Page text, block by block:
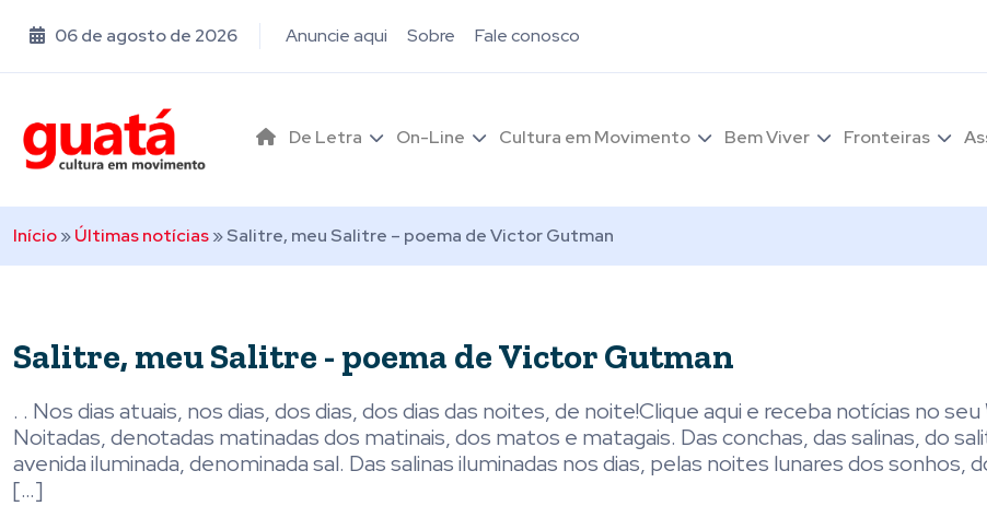
06 de agosto de 2026 Anuncie aqui Sobre Fale conosco
De Letra On-Line Cultura em Movimento Bem Viver Fronteiras
Início»Últimas notícias»Salitre, meu Salitre – poema de Victor Gutman
Salitre, meu Salitre - poema de Victor Gutman
. . Nos dias atuais, nos dias, dos dias, dos dias das noites, de noite!Clique aqui e receba notícias no
Noitadas, denotadas matinadas dos matinais, dos matos e matagais. Das conchas, das salinas, do
avenida iluminada, denominada sal. Das salinas iluminadas nos dias, pelas noites lunares dos sonhos,
[…]